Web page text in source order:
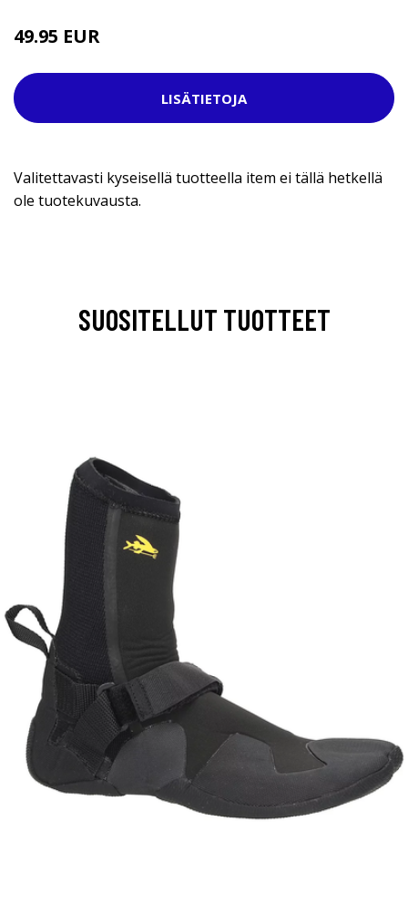
49.95 EUR
LISÄTIETOJA
Valitettavasti kyseisellä tuotteella item ei tällä hetkellä
ole tuotekuvausta.
SUOSITELLUT TUOTTEET